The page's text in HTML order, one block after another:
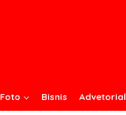
Foto Bisnis Advetorial